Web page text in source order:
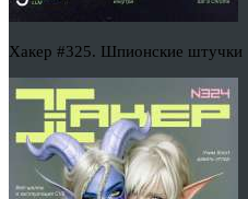
Хакер #325. Шпионские штучки